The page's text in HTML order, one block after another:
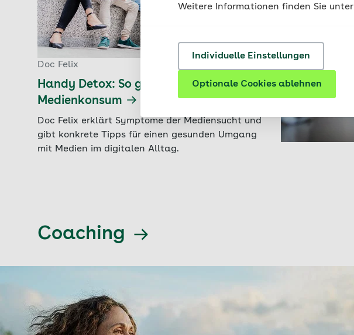
Weitere Informationen finden Sie unter
Individuelle Einstellungen
Optionale Cookies ablehnen
Doc Felix
Handy Detox: So gelingt ein bewusster
Medienkonsum
Doc Felix erklärt Symptome der Mediensucht und
gibt konkrete Tipps für einen gesunden Umgang
mit Medien im digitalen Alltag.
Coaching